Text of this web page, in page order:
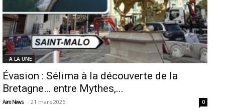
- A LA UNE
Évasion : Sélima à la découverte de la
Bretagne… entre Mythes,...
Aero News - 21 mars 2026 0